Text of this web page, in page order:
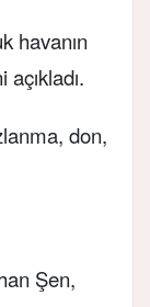
havanın
don,
Şen,